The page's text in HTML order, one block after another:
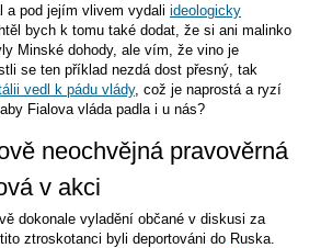
a pod jejím vlivem vydali ideologicky
bych k tomu také dodat, že si ani malinko
Minské dohody, ale vím, že vino je
se ten příklad nezdá dost přesný, tak
vedl k pádu vlády, což je naprostá a ryzí
Fialova vláda padla i u nás?
neochvějná pravověrná
v akci
dokonale vyladění občané v diskusi za
ztroskotanci byli deportováni do Ruska.